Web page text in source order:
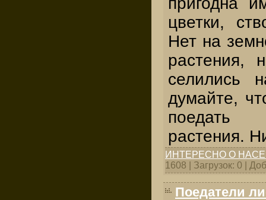
цветки,
Нет на
растения,
селились
думайте,
поедать
растения.
ИНТЕРЕСНО О
1608 | Загрузок: 0 |
Поедатели